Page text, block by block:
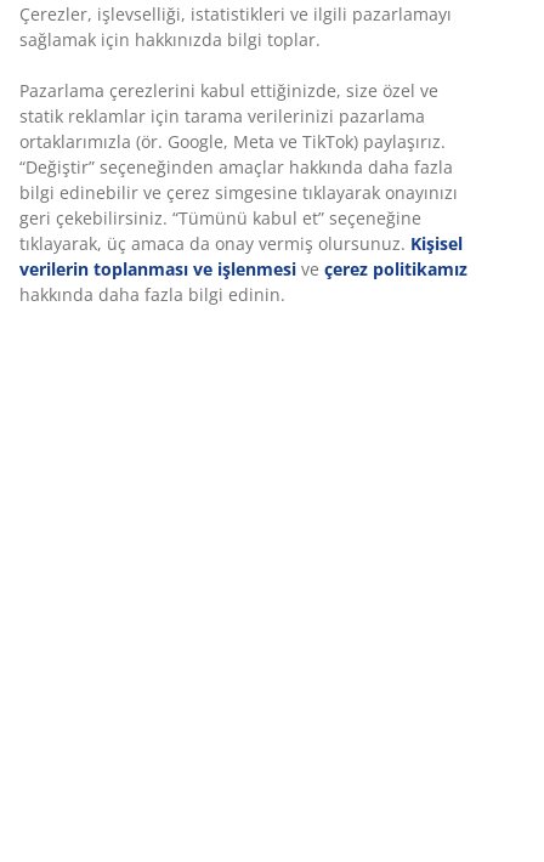
eksiksiz bir kılavuz
Okumaya devam edin
Okumaya devam edin
Çerezler, işlevselliği, istatistikleri ve ilgili pazarlamayı
sağlamak için hakkınızda bilgi toplar.
Pazarlama çerezlerini kabul ettiğinizde, size özel ve
statik reklamlar için tarama verilerinizi pazarlama
ortaklarımızla (ör. Google, Meta ve TikTok) paylaşırız.
“Değiştir” seçeneğinden amaçlar hakkında daha fazla
bilgi edinebilir ve çerez simgesine tıklayarak onayınızı
geri çekebilirsiniz. “Tümünü kabul et” seçeneğine
tıklayarak, üç amaca da onay vermiş olursunuz. Kişisel
verilerin toplanması ve işlenmesi ve çerez politikamız
hakkında daha fazla bilgi edinin.